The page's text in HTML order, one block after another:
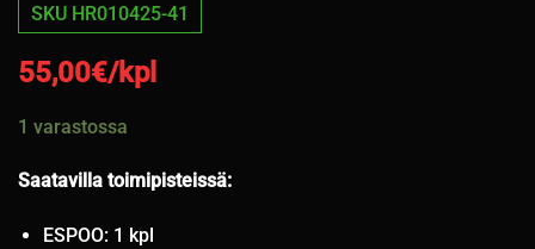
SKU HR010425-41
55,00€/kpl
1 varastossa
Saatavilla toimipisteissä:
ESPOO: 1 kpl